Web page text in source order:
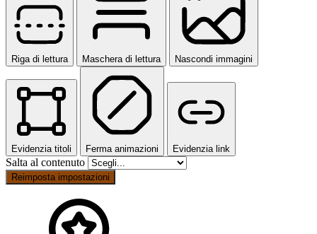
Riga di lettura Maschera di lettura Nascondi immagini
Evidenzia titoli Ferma animazioni Evidenzia link
Salta al contenuto
Reimposta impostazioni